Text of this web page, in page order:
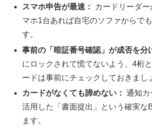
スマホ申告が最速：
カードリーダ
マホ1台あれば自宅のソファからで
す。
事前の「暗証番号確認」が成否を分
にロックされて慌てないよう、4桁
ードは事前にチェックしておきまし
カードがなくても諦めない： 通知カ
活用した「書面提出」という確実な
ます。